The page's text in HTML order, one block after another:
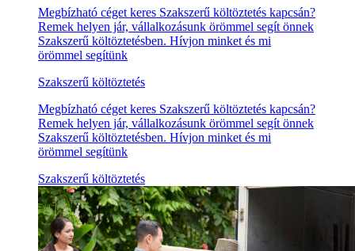
Megbízható céget keres Szakszerű költöztetés kapcsán?
Remek helyen jár, vállalkozásunk örömmel segít önnek
Szakszerű költöztetésben. Hívjon minket és mi
örömmel segítünk
Szakszerű költöztetés
Megbízható céget keres Szakszerű költöztetés kapcsán?
Remek helyen jár, vállalkozásunk örömmel segít önnek
Szakszerű költöztetésben. Hívjon minket és mi
örömmel segítünk
Szakszerű költöztetés